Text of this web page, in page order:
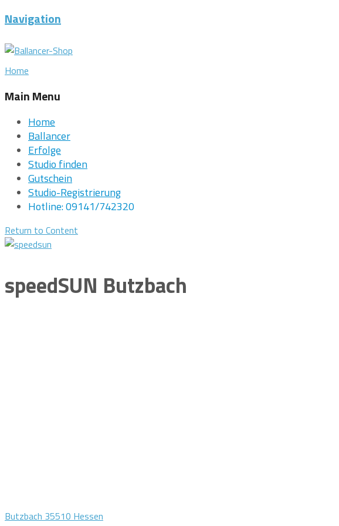
Navigation
Home
Main Menu
Home
Ballancer
Erfolge
Studio finden
Gutschein
Studio-Registrierung
Hotline: 09141/742320
Return to Content
speedSUN Butzbach
Butzbach 35510 Hessen